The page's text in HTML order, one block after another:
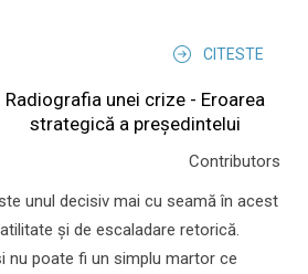
CITESTE
Radiografia unei crize - Eroarea
strategică a președintelui
Contributors
unul decisiv mai cu seamă în acest
şi de escaladare retorică.
nu poate fi un simplu martor ce